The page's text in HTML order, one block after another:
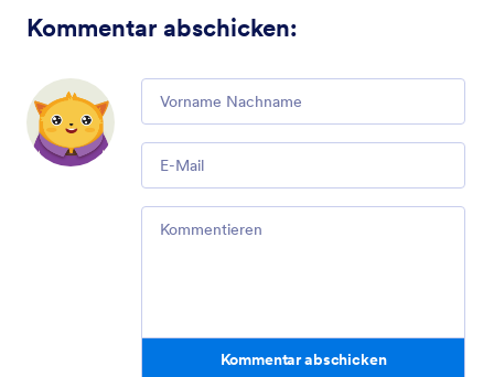
Kommentar abschicken:
Comment
Email
Comment
Kommentar abschicken